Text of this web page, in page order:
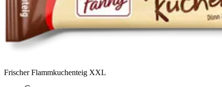
Frischer Flammkuchenteig XXL